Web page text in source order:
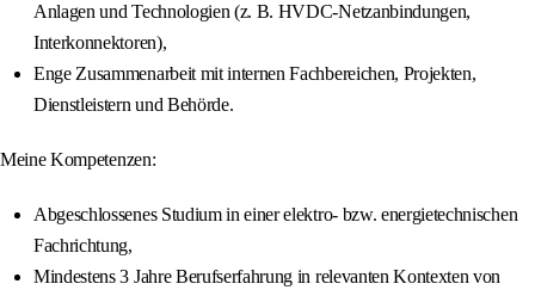
Anlagen und Technologien (z. B. HVDC‑Netzanbindungen,
Interkonnektoren),
Enge Zusammenarbeit mit internen Fachbereichen, Projekten,
Dienstleistern und Behörde.
Meine Kompetenzen:
Abgeschlossenes Studium in einer elektro- bzw. energietechnischen
Fachrichtung,
Mindestens 3 Jahre Berufserfahrung in relevanten Kontexten von